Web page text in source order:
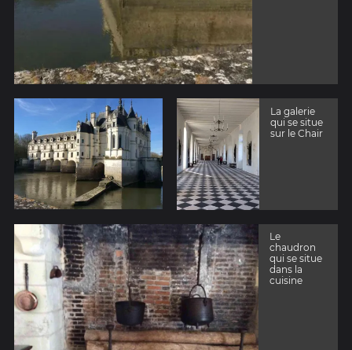
La galerie
qui se situe
sur le Chair
Le
chaudron
qui se situe
dans la
cuisine